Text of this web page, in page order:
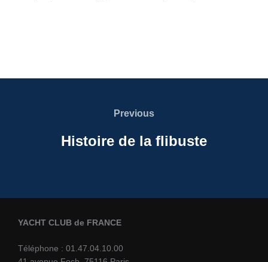
Previous
Previous
Histoire de la flibuste
YACHT CLUB de FRANCE
Téléphone : 01.47.04.10.00